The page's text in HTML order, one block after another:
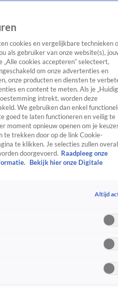
TV Algemeen
Tip
RealityCrimeVideo's
cookies en vergelijkbare technieken
als gebruiker van onze website(s),
cookies accepteren” selecteert,
om onze advertenties en
onze producten en diensten te
en content te meten. Als je
intrekt, worden deze
We gebruiken dan enkel
goed te laten functioneren en veilig te
moment opnieuw openen om je
te trekken door op de link Cookie-
te klikken. Je selecties zullen overal
doorgevoerd. Raadpleeg onze
Bekijk hier onze Digitale
Altijd